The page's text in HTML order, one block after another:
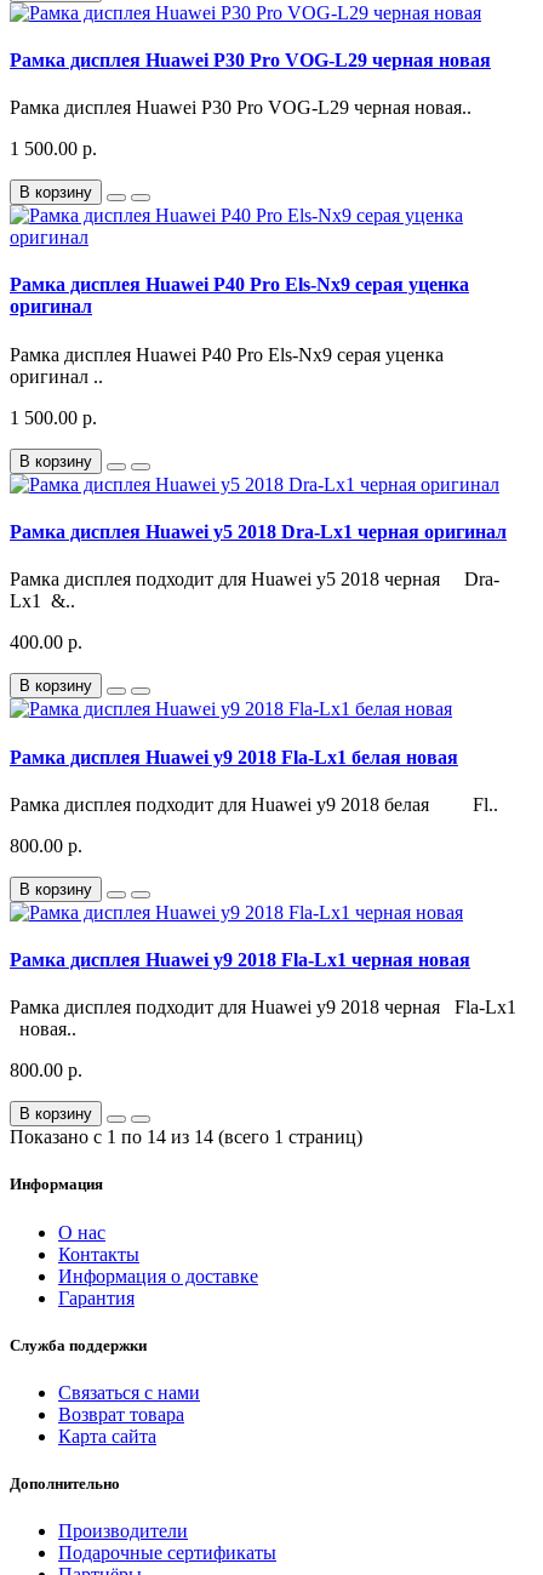
Рамка дисплея Huawei P30 Pro VOG-L29 черная новая
Рамка дисплея Huawei P30 Pro VOG-L29 черная новая..
1 500.00 р.
В корзину
Рамка дисплея Huawei P40 Pro Els-Nx9 серая уценка
оригинал
Рамка дисплея Huawei P40 Pro Els-Nx9 серая уценка
оригинал ..
1 500.00 р.
В корзину
Рамка дисплея Huawei y5 2018 Dra-Lx1 черная оригинал
Рамка дисплея подходит для Huawei y5 2018 черная Dra-
Lx1 &..
400.00 р.
В корзину
Рамка дисплея Huawei y9 2018 Fla-Lx1 белая новая
Рамка дисплея подходит для Huawei y9 2018 белая Fl..
800.00 р.
В корзину
Рамка дисплея Huawei y9 2018 Fla-Lx1 черная новая
Рамка дисплея подходит для Huawei y9 2018 черная Fla-Lx1
новая..
800.00 р.
В корзину
Показано с 1 по 14 из 14 (всего 1 страниц)
Информация
О нас
Контакты
Информация о доставке
Гарантия
Служба поддержки
Связаться с нами
Возврат товара
Карта сайта
Дополнительно
Производители
Подарочные сертификаты